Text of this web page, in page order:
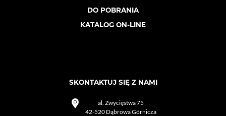
DO POBRANIA
KATALOG ON-LINE
SKONTAKTUJ SIĘ Z NAMI
al. Zwycięstwa 75
42-520 Dąbrowa Górnicza